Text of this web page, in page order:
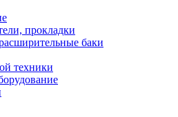
прокладки
баки
техники